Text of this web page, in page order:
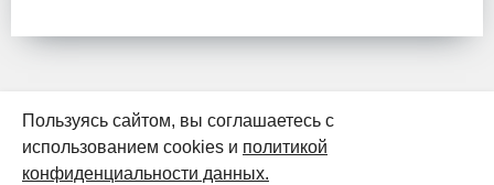
Пользуясь сайтом, вы соглашаетесь с
использованием cookies и политикой
конфиденциальности данных.
К началу страницы